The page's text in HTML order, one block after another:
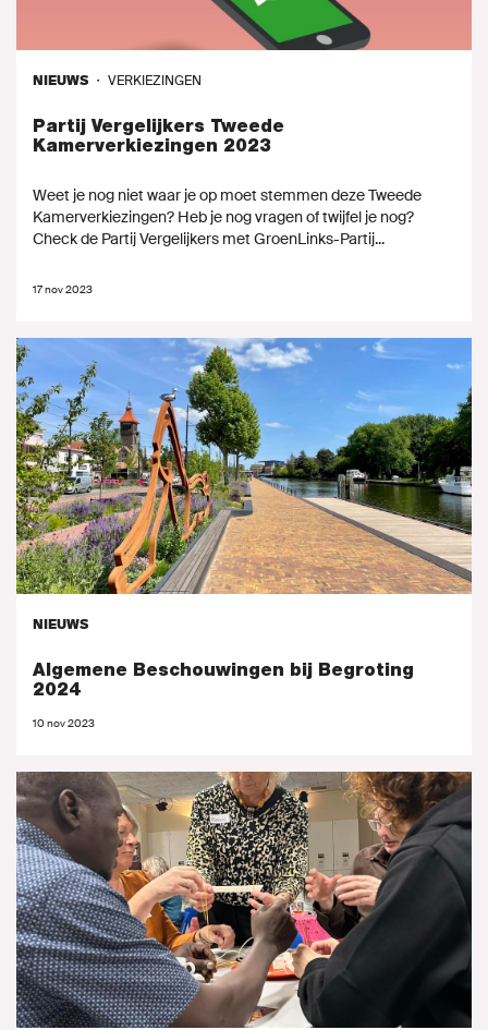
NIEUWS ・ VERKIEZINGEN
Partij Vergelijkers Tweede
Kamerverkiezingen 2023
Weet je nog niet waar je op moet stemmen deze Tweede
Kamerverkiezingen? Heb je nog vragen of twijfel je nog?
Check de Partij Vergelijkers met GroenLinks-Partij...
17 nov 2023
NIEUWS
Algemene Beschouwingen bij Begroting
2024
10 nov 2023
Naar GroenLinks.nl
MIJN GROENLINKS